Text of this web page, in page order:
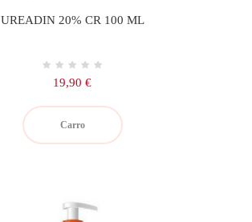
UREADIN 20% CR 100 ML
Precio
19,90 €
Carro